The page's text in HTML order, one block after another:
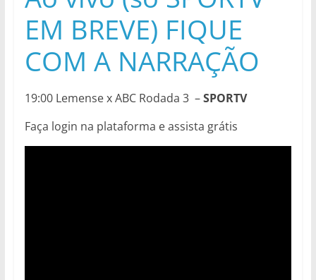
EM BREVE) FIQUE
COM A NARRAÇÃO
19:00 Lemense x ABC Rodada 3 –SPORTV
Faça login na plataforma e assista grátis